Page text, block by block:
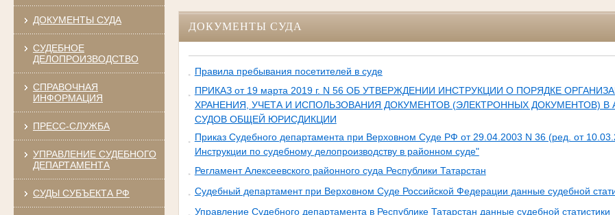
ДОКУМЕНТЫ СУДА
СУДЕБНОЕ
ДЕЛОПРОИЗВОДСТВО
СПРАВОЧНАЯ
ИНФОРМАЦИЯ
ПРЕСС-СЛУЖБА
УПРАВЛЕНИЕ СУДЕБНОГО
ДЕПАРТАМЕНТА
СУДЫ СУБЪЕКТА РФ
ДОКУМЕНТЫ СУДА
Правила пребывания посетителей в суде
ПРИКАЗ от 19 марта 2019 г. N 56 ОБ УТВЕРЖДЕНИИ ИНСТРУКЦИИ О ПОРЯДКЕ
ХРАНЕНИЯ, УЧЕТА И ИСПОЛЬЗОВАНИЯ ДОКУМЕНТОВ (ЭЛЕКТРОННЫХ ДОКУМЕНТОВ) В
СУДОВ ОБЩЕЙ ЮРИСДИКЦИИ
Приказ Судебного департамента при Верховном Суде РФ от 29.04.2003 N 36 (ред. от
Инструкции по судебному делопроизводству в районном суде"
Регламент Алексеевского районного суда Республики Татарстан
Судебный департамент при Верховном Суде Российской Федерации данные судебной
Управление Судебного департамента в Республике Татарстан данные судебной статистики